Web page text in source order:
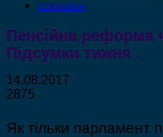
СОЦІАЛЬНІ
Пенсійна реформа
Підсумки тижня .
14.08.2017
2875
Як тільки парламент